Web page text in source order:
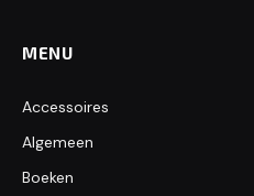
MENU
Accessoires
Algemeen
Boeken